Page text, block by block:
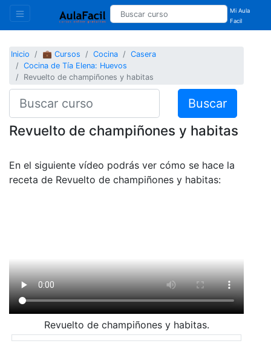
Mi Aula
Facil
Inicio 💼 Cursos Cocina
Casera
Cocina de Tía Elena: Huevos
Revuelto de champiñones y habitas
Buscar
Revuelto de champiñones y habitas
En el siguiente vídeo podrás ver cómo se hace la
receta de Revuelto de champiñones y habitas:
Revuelto de champiñones y habitas.